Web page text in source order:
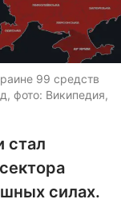
99 средств
фото: Википедия,
стал
силах.